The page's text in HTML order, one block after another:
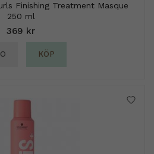
Finishing Treatment Masque
250 ml
369 kr
KÖP